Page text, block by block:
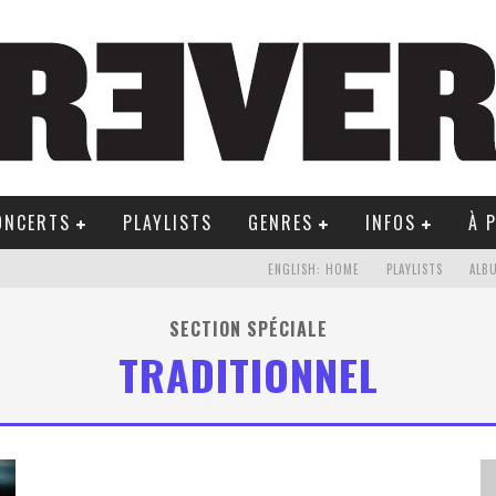
PLAYLISTS GENRES INFOS À
ENGLISH: HOME PLAYLISTS
SECTION SPÉCIALE
TRADITIONNEL